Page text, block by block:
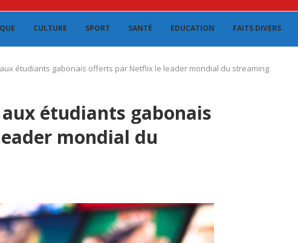
CULTURE SPORT SANTÉ EDUCATION FAITS DIVERS
étudiants gabonais offerts par Netflix le leader mondial du streaming
aux étudiants gabonais
mondial du